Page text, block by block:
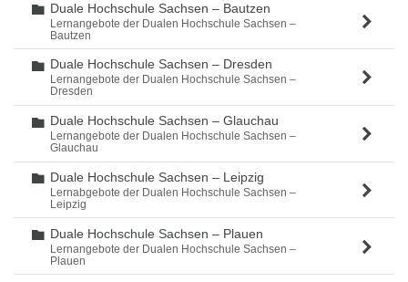
Ordner
Duale Hochschule Sachsen – Bautzen
Lernangebote der Dualen Hochschule Sachsen –
Bautzen
Ordner
Duale Hochschule Sachsen – Dresden
Lernangebote der Dualen Hochschule Sachsen –
Dresden
Ordner
Duale Hochschule Sachsen – Glauchau
Lernangebote der Dualen Hochschule Sachsen –
Glauchau
Ordner
Duale Hochschule Sachsen – Leipzig
Lernabgebote der Dualen Hochschule Sachsen –
Leipzig
Ordner
Duale Hochschule Sachsen – Plauen
Lernangebote der Dualen Hochschule Sachsen –
Plauen